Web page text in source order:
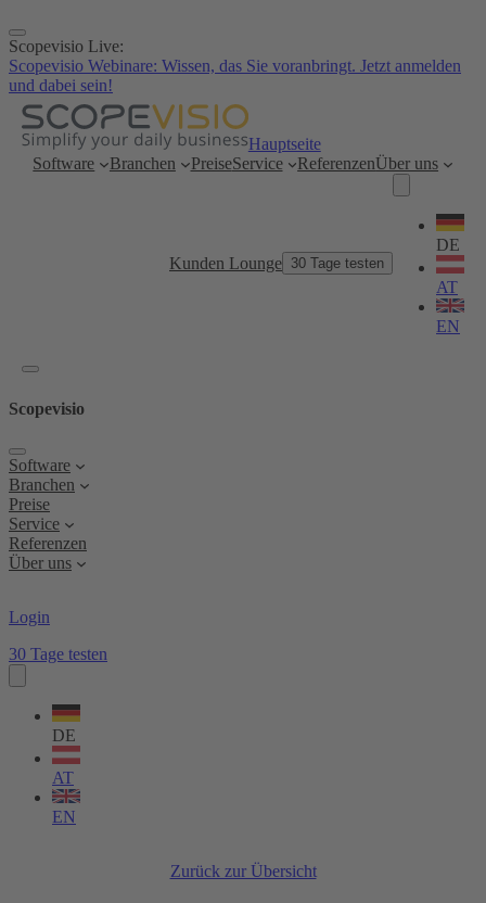
Zum
Inhalt
springen
Scopevisio Live:
Scopevisio Webinare: Wissen, das Sie voranbringt. Jetzt anmelden
und dabei sein!
Hauptseite
Software
Branchen PreiseService ReferenzenÜber uns
Kunden Lounge 30 Tage testen
Sprache
wählen
DE
AT
EN
Scopevisio
Software
Branchen
Preise
Service
Referenzen
Über uns
Login
30 Tage testen
Sprache
wählen
DE
AT
EN
Zurück zur Übersicht